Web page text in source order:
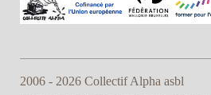
2006 - 2026 Collectif Alpha asbl